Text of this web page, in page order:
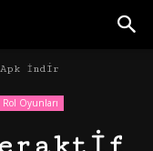
Apk İndir
Rol Oyunları